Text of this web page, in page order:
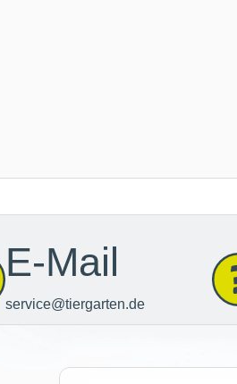
E-Mail
service@tiergarten.de